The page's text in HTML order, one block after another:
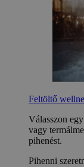
Feltöltő
Válasszon
vagy
pihenést.
Pihenni